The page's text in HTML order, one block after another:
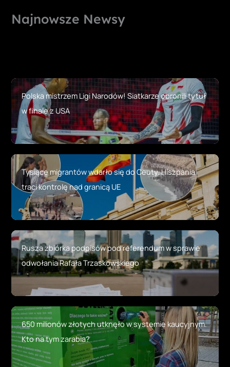
Najnowsze Newsy
Polska mistrzem Ligi Narodów! Siatkarze obronili tytuł
w finale z USA
Tysiące migrantów wdarło się do Ceuty. Hiszpania
traci kontrolę nad granicą UE
Rusza zbiórka podpisów pod referendum w sprawie
odwołania Rafała Trzaskowskiego
650 milionów złotych utknęło w systemie kaucyjnym.
Kto na tym zarabia?